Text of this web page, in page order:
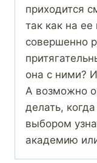
приходится
так как на
совершенно
она с ними?
А возможно
делать,
выбором
академию